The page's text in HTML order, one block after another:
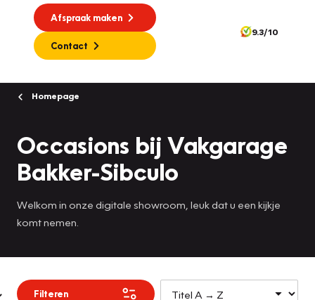
Afspraak maken
Contact
9.3/10
Homepage
Occasions bij Vakgarage
Bakker-Sibculo
Welkom in onze digitale showroom, leuk dat u een kijkje
komt nemen.
Filteren